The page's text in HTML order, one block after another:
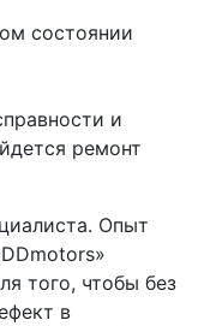
состоянии
и
ремонт
Опыт
того, чтобы без
в